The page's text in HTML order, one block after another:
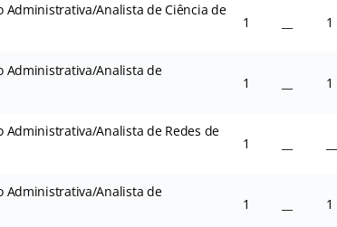
Administrativa/Analista de Ciência de
1 1
Administrativa/Analista de
1 1
Administrativa/Analista de Redes de
1
Administrativa/Analista de
1 1